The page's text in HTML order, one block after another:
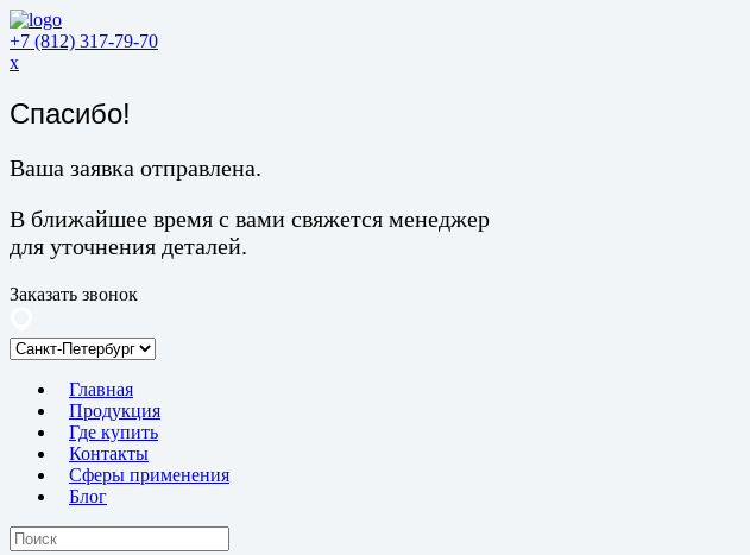
+7 (812) 317-79-70
x
Спасибо!
Ваша заявка отправлена.
В ближайшее время с вами свяжется менеджер
для уточнения деталей.
Заказать звонок
Главная
Продукция
Где купить
Контакты
Сферы применения
Блог